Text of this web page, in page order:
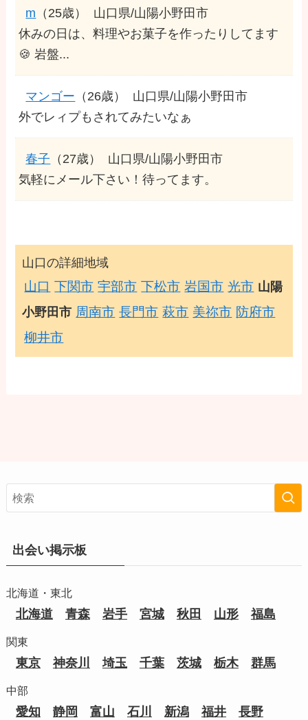
m （25歳）
山口県/山陽小野田市
休みの日は、料理やお菓子を作ったりしてます
🍪 岩盤...
マンゴー （26歳）
山口県/山陽小野田市
外でレィプもされてみたいなぁ
春子 （27歳）
山口県/山陽小野田市
気軽にメール下さい！待ってます。
山口の詳細地域
山口 下関市 宇部市 下松市 岩国市 光市 山陽
小野田市 周南市 長門市 萩市 美祢市 防府市
柳井市
出会い掲示板
北海道・東北
北海道 青森 岩手 宮城 秋田 山形 福島
関東
東京 神奈川 埼玉 千葉 茨城 栃木 群馬
中部
愛知 静岡 富山 石川 新潟 福井 長野